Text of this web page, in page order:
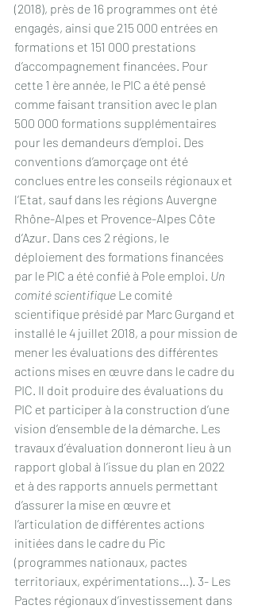
(2018), près de 16 programmes ont été
engagés, ainsi que 215 000 entrées en
formations et 151 000 prestations
d’accompagnement financées. Pour
cette 1 ère année, le PIC a été pensé
comme faisant transition avec le plan
500 000 formations supplémentaires
pour les demandeurs d’emploi. Des
conventions d’amorçage ont été
conclues entre les conseils régionaux et
l’Etat, sauf dans les régions Auvergne
Rhône-Alpes et Provence-Alpes Côte
d’Azur. Dans ces 2 régions, le
déploiement des formations financées
par le PIC a été confié à Pole emploi. Un
comité scientifique Le comité
scientifique présidé par Marc Gurgand et
installé le 4 juillet 2018, a pour mission de
mener les évaluations des différentes
actions mises en œuvre dans le cadre du
PIC. Il doit produire des évaluations du
PIC et participer à la construction d’une
vision d’ensemble de la démarche. Les
travaux d’évaluation donneront lieu à un
rapport global à l’issue du plan en 2022
et à des rapports annuels permettant
d’assurer la mise en œuvre et
l’articulation de différentes actions
initiées dans le cadre du Pic
(programmes nationaux, pactes
territoriaux, expérimentations…). 3- Les
Pactes régionaux d’investissement dans